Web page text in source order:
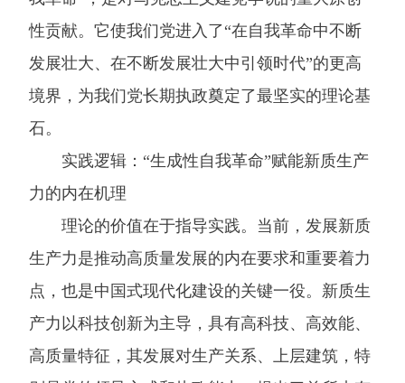
性贡献。它使我们党进入了“在自我革命中不断
发展壮大、在不断发展壮大中引领时代”的更高
境界，为我们党长期执政奠定了最坚实的理论基
石。
实践逻辑：“生成性自我革命”赋能新质生产
力的内在机理
理论的价值在于指导实践。当前，发展新质
生产力是推动高质量发展的内在要求和重要着力
点，也是中国式现代化建设的关键一役。新质生
产力以科技创新为主导，具有高科技、高效能、
高质量特征，其发展对生产关系、上层建筑，特